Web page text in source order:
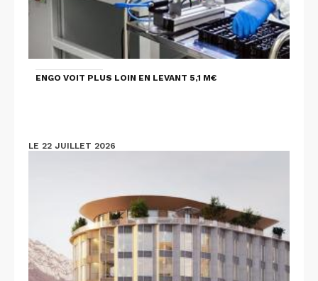
ENGO VOIT PLUS LOIN EN LEVANT 5,1 M€
LE 22 JUILLET 2026